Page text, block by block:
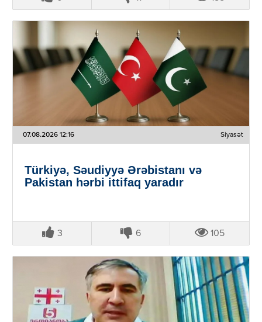
07.08.2026 12:16 Siyasət
Türkiyə, Səudiyyə Ərəbistanı və
Pakistan hərbi ittifaq yaradır
3 6 105